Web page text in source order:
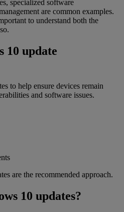
specialized software
are common examples.
to understand both the
10 update
to help ensure devices remain
and software issues.
are the recommended approach.
10 updates?